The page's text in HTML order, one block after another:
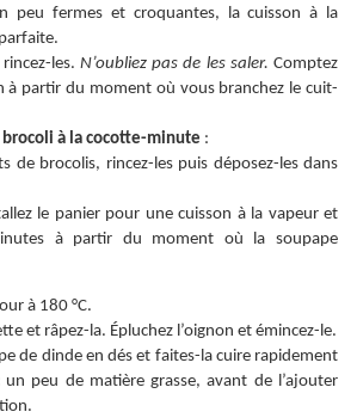
peu fermes et croquantes, la cuisson à la
les. N’oubliez pas de les saler.Comptez
à partir du moment où vous branchez le cuit-
à la cocotte-minute :
de brocolis, rincez-les puis déposez-les dans
le panier pour une cuisson à la vapeur et
à partir du moment où la soupape
à 180 °C.
et râpez-la. Épluchez l’oignon et émincez-le.
de dinde en dés et faites-la cuire rapidement
un peu de matière grasse, avant de l’ajouter